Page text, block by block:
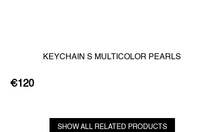
KEYCHAIN S MULTICOLOR PEARLS
€120
SHOW ALL RELATED PRODUCTS